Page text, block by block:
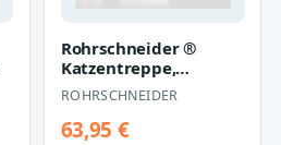
Rohrschneider ®
Katzentreppe,
Wandelement für
Katzen mit starkem
Sisal…
ROHRSCHNEIDER
63,95 €